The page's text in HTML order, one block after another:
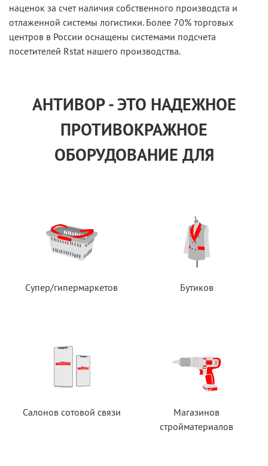
наценок за счет наличия собственного производста и
отлаженной системы логистики. Более 70% торговых
центров в России оснащены системами подсчета
посетителей Rstat нашего производства.
АНТИВОР - ЭТО НАДЕЖНОЕ
ПРОТИВОКРАЖНОЕ
ОБОРУДОВАНИЕ ДЛЯ
Супер/гипермаркетов Бутиков
Салонов сотовой связи
Магазинов
стройматериалов